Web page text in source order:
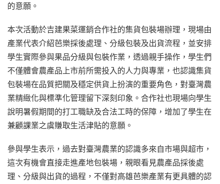
的意願。
本次活動於吉建果菜運銷合作社的集貨包裝場辦理，現場由
產業代表介紹芭樂採後處理、分級包裝及出貨流程，並安排
學生實際參與果品分級與包裝作業，透過親手操作，學生們
不僅體會農產品上市前所需投入的人力與專業，也認識集貨
包裝場在品質把關及穩定供貨上扮演的重要角色，對臺灣農
業精緻化與標準化管理留下深刻印象。合作社也現場向學生
說明暑假期間的打工職缺及合法工時的保障，增加了學生在
兼顧課業之虞賺取生活津貼的意願。
參與學生表示，過去對臺灣農業的認識多來自市場與超市，
這次有機會直接走進產地包裝場，親眼看見農產品採後處
理、分級與出貨的過程，不僅對高雄芭樂產業有更具體的認